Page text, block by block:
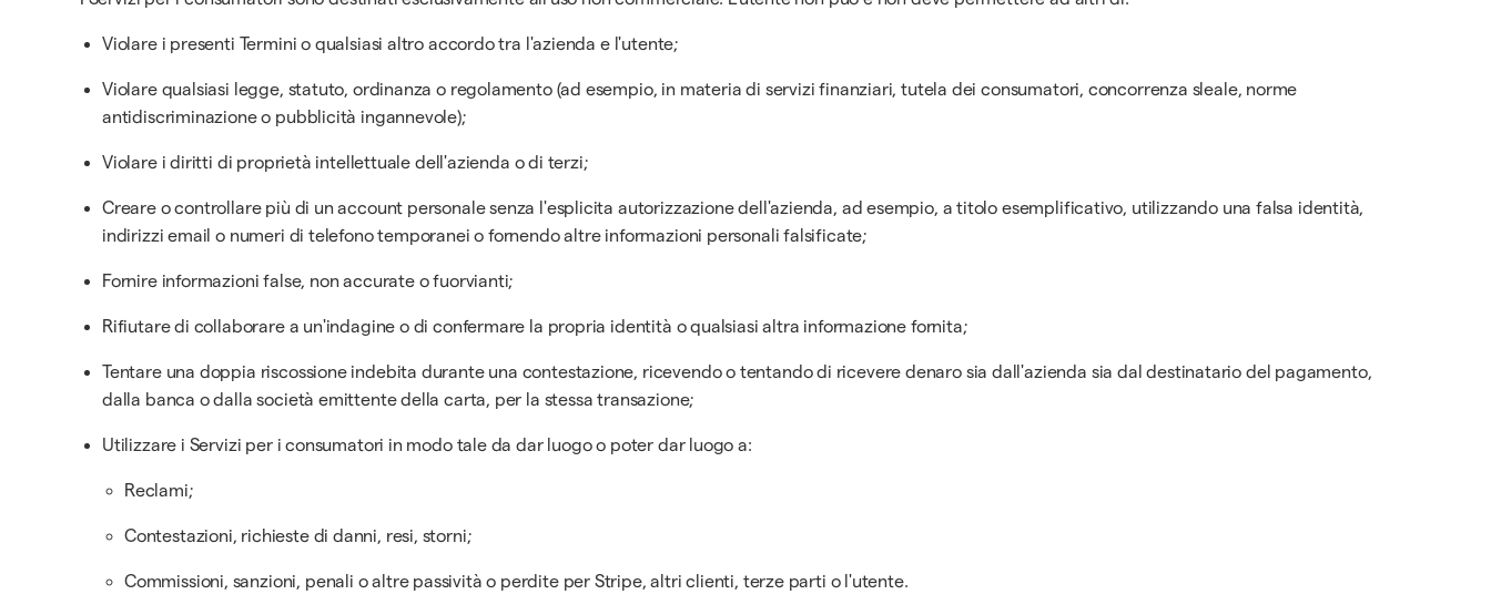
Violare i presenti Termini o qualsiasi altro accordo tra l'azienda e l'utente;
Violare qualsiasi legge, statuto, ordinanza o regolamento (ad esempio, in materia di servizi finanziari, tutela dei consumatori, concorrenza sleale, norme
antidiscriminazione o pubblicità ingannevole);
Violare i diritti di proprietà intellettuale dell'azienda o di terzi;
Creare o controllare più di un account personale senza l'esplicita autorizzazione dell'azienda, ad esempio, a titolo esemplificativo, utilizzando una falsa identità,
indirizzi email o numeri di telefono temporanei o fornendo altre informazioni personali falsificate;
Fornire informazioni false, non accurate o fuorvianti;
Rifiutare di collaborare a un'indagine o di confermare la propria identità o qualsiasi altra informazione fornita;
Tentare una doppia riscossione indebita durante una contestazione, ricevendo o tentando di ricevere denaro sia dall'azienda sia dal destinatario del pagamento,
dalla banca o dalla società emittente della carta, per la stessa transazione;
Utilizzare i Servizi per i consumatori in modo tale da dar luogo o poter dar luogo a:
Reclami;
Contestazioni, richieste di danni, resi, storni;
Commissioni, sanzioni, penali o altre passività o perdite per Stripe, altri clienti, terze parti o l'utente.